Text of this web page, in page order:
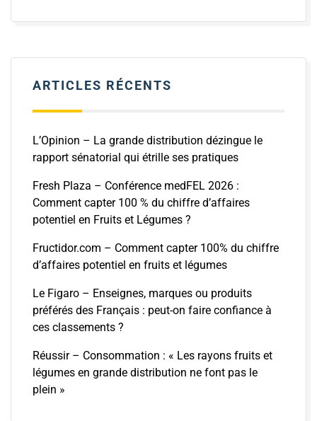
ARTICLES RÉCENTS
L’Opinion – La grande distribution dézingue le
rapport sénatorial qui étrille ses pratiques
Fresh Plaza – Conférence medFEL 2026 :
Comment capter 100 % du chiffre d’affaires
potentiel en Fruits et Légumes ?
Fructidor.com – Comment capter 100% du chiffre
d’affaires potentiel en fruits et légumes
Le Figaro – Enseignes, marques ou produits
préférés des Français : peut-on faire confiance à
ces classements ?
Réussir – Consommation : « Les rayons fruits et
légumes en grande distribution ne font pas le
plein »